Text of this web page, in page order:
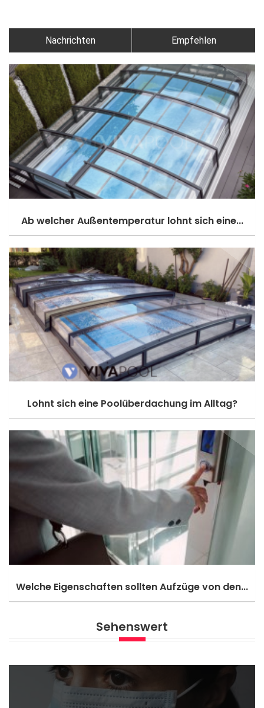
Nachrichten Empfehlen
Ab welcher Außentemperatur lohnt sich eine...
Lohnt sich eine Poolüberdachung im Alltag?
Welche Eigenschaften sollten Aufzüge von den...
Sehenswert